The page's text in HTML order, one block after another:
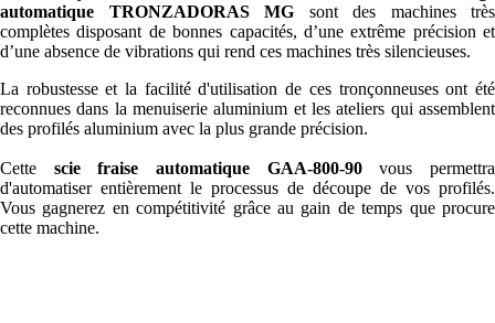
automatique TRONZADORAS MG sont des machines très
complètes disposant de bonnes capacités, d’une extrême précision et
d’une absence de vibrations qui rend ces machines très silencieuses.
La robustesse et la facilité d'utilisation de ces tronçonneuses ont été
reconnues dans la menuiserie aluminium et les ateliers qui assemblent
des profilés aluminium avec la plus grande précision.
Cette scie fraise automatique GAA-800-90vous permettra
d'automatiser entièrement le processus de découpe de vos profilés.
Vous gagnerez en compétitivité grâce au gain de temps que procure
cette machine.